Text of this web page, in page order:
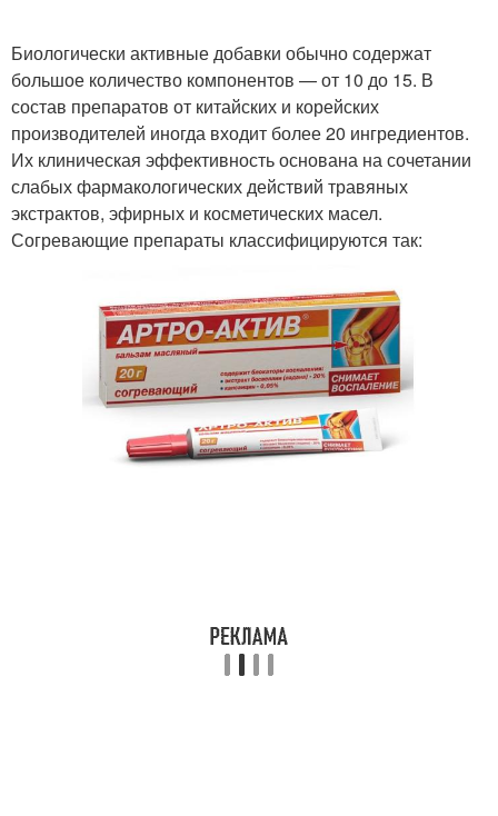
Биологически активные добавки обычно содержат
большое количество компонентов — от 10 до 15. В
состав препаратов от китайских и корейских
производителей иногда входит более 20 ингредиентов.
Их клиническая эффективность основана на сочетании
слабых фармакологических действий травяных
экстрактов, эфирных и косметических масел.
Согревающие препараты классифицируются так: